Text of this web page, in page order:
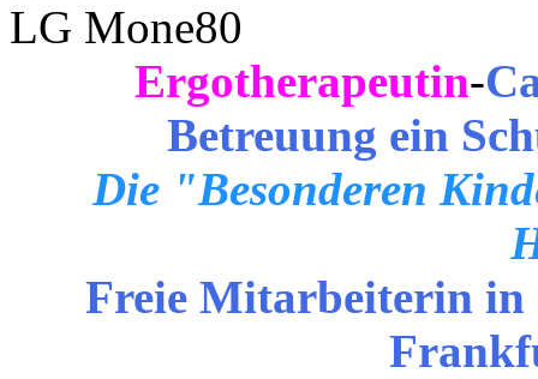
LG Mone80
Ergotherapeutin-
Betreuung ein
Die "Besonderen
Freie Mitarbeiterin in